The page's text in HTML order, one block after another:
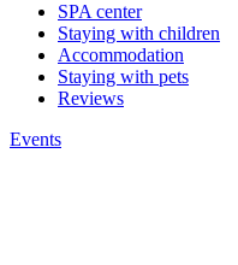
SPA center
Staying with children
Accommodation
Staying with pets
Reviews
Events